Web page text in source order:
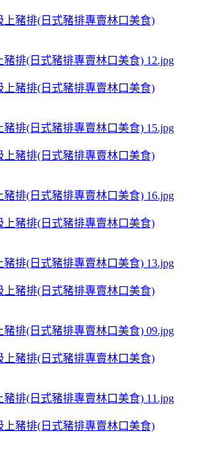
排(日式豬排專賣林口美食) 12.jpg
排(日式豬排專賣林口美食) 15.jpg
排(日式豬排專賣林口美食) 16.jpg
排(日式豬排專賣林口美食) 13.jpg
排(日式豬排專賣林口美食) 09.jpg
排(日式豬排專賣林口美食) 11.jpg